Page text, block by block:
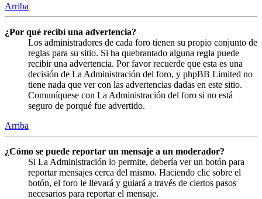
Arriba
¿Por qué recibí una advertencia?
Los administradores de cada foro tienen su propio conjunto de
reglas para su sitio. Si ha quebrantado alguna regla puede
recibir una advertencia. Por favor recuerde que esta es una
decisión de La Administración del foro, y phpBB Limited no
tiene nada que ver con las advertencias dadas en este sitio.
Comuníquese con La Administración del foro si no está
seguro de porqué fue advertido.
Arriba
¿Cómo se puede reportar un mensaje a un moderador?
Si La Administración lo permite, debería ver un botón para
reportar mensajes cerca del mismo. Haciendo clic sobre el
botón, el foro le llevará y guiará a través de ciertos pasos
necesarios para reportar el mensaje.